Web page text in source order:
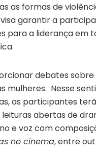
as formas de
garantir a
para a liderança em
debates
mulheres. Nesse
as participantes
abertas de
e voz com
no cinema, entre